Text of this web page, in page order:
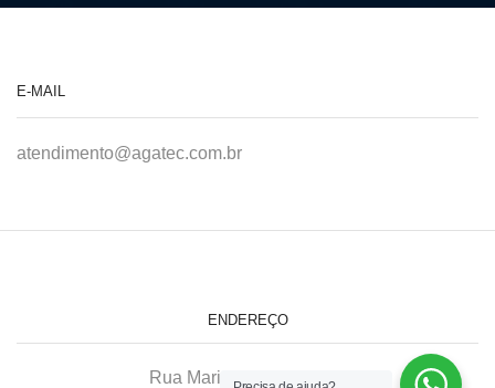
E-MAIL
atendimento@agatec.com.br
ENDEREÇO
Rua Maria Afonso, 166-A